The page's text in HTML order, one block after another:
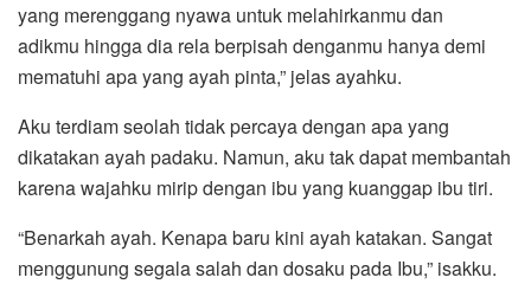
yang merenggang nyawa untuk melahirkanmu dan
adikmu hingga dia rela berpisah denganmu hanya demi
mematuhi apa yang ayah pinta,” jelas ayahku.
Aku terdiam seolah tidak percaya dengan apa yang
dikatakan ayah padaku. Namun, aku tak dapat membantah
karena wajahku mirip dengan ibu yang kuanggap ibu tiri.
“Benarkah ayah. Kenapa baru kini ayah katakan. Sangat
menggunung segala salah dan dosaku pada Ibu,” isakku.